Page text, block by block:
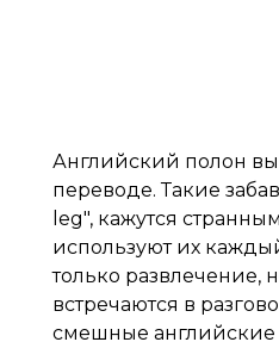
Английский полон
переводе. Такие
leg", кажутся
используют их
только развлечение,
встречаются в
смешные английские